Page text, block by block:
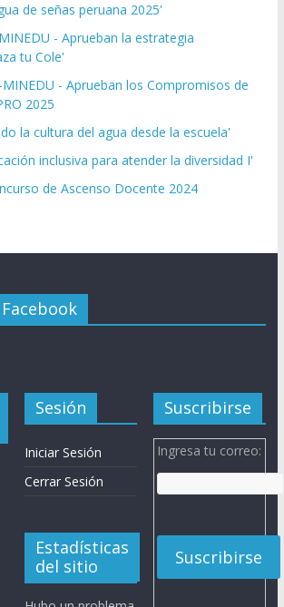
de señas peruana 2025'
- Aprueban la estrategia
tu Cole'
MINEDU - Aprueban los Compromisos de
2025
la cultura del agua desde la escuela'
inclusiva para atender la diversidad I'
de Ascenso Docente 2024
Sesión
Iniciar Sesión
Cerrar Sesión
Estadísticas
del sitio
Suscribirse
Ingresa tu correo: